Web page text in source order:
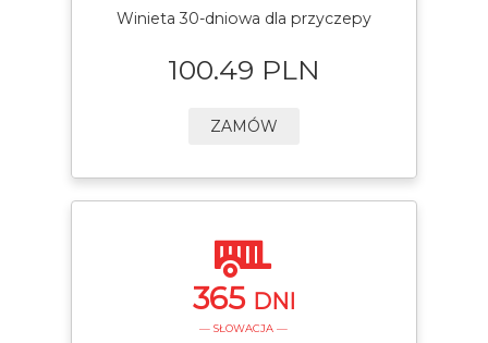
Winieta 30-dniowa dla przyczepy
100.49 PLN
ZAMÓW
365 DNI
— SŁOWACJA —